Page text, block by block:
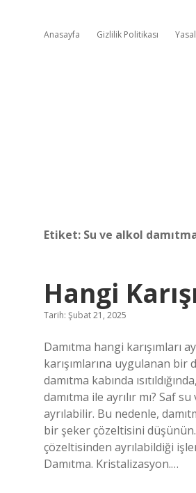
Anasayfa Gizlilik Politikası
Etiket: Su ve alkol
Hangi
Tarih: Şubat 21, 2025
Damıtma hangi karışımları
karışımlarına uygulanan bir
damıtma kabında
damıtma ile ayrılır mı? Saf
ayrılabilir. Bu nedenle,
bir şeker çözeltisini
çözeltisinden ayrılabildiği
Damıtma. Kristalizasyon.…